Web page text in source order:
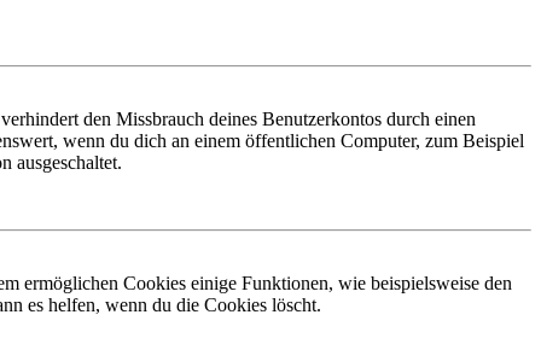
den Missbrauch deines Benutzerkontos durch einen
wenn du dich an einem öffentlichen Computer, zum Beispiel
ausgeschaltet.
ermöglichen Cookies einige Funktionen, wie beispielsweise den
es helfen, wenn du die Cookies löscht.